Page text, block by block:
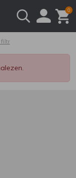
0
filtr